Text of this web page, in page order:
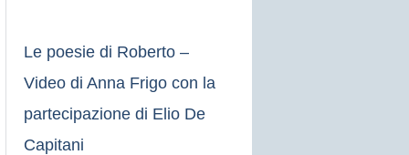
Le poesie di Roberto –
Video di Anna Frigo con la
partecipazione di Elio De
Capitani